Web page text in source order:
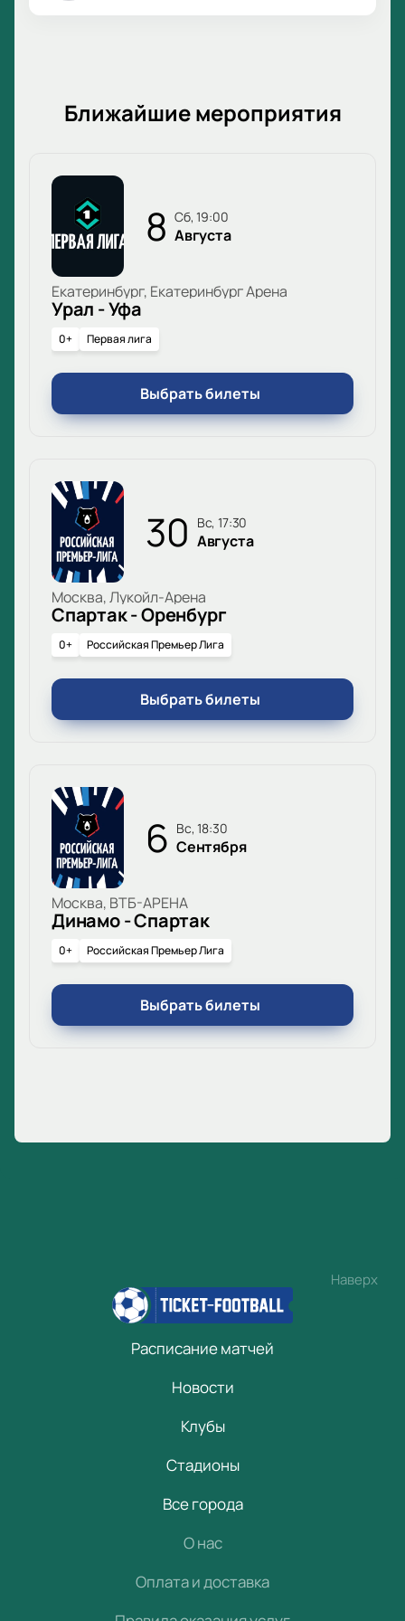
Ближайшие мероприятия
8 сб, 19:00
Августа
Екатеринбург, Екатеринбург Арена
Урал - Уфа
0+ Первая лига
Выбрать билеты
30 вс, 17:30
Августа
Москва, Лукойл-Арена
Спартак - Оренбург
0+ Российская Премьер Лига
Выбрать билеты
6 вс, 18:30
Сентября
Москва, ВТБ-АРЕНА
Динамо - Спартак
0+ Российская Премьер Лига
Выбрать билеты
Наверх
Расписание матчей
Новости
Клубы
Стадионы
Все города
О нас
Оплата и доставка